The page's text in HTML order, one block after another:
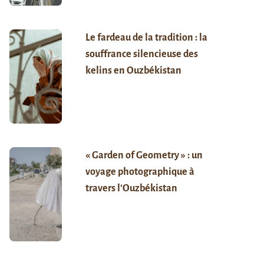
Le fardeau de la tradition : la
souffrance silencieuse des
kelins en Ouzbékistan
« Garden of Geometry » : un
voyage photographique à
travers l’Ouzbékistan